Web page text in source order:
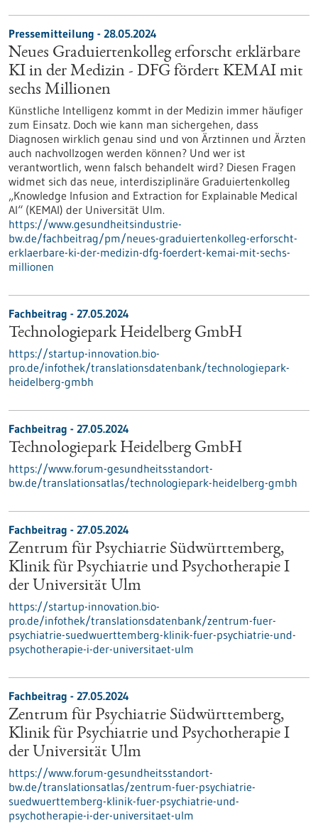
Pressemitteilung - 28.05.2024
Neues Graduiertenkolleg erforscht erklärbare
KI in der Medizin - DFG fördert KEMAI mit
sechs Millionen
Künstliche Intelligenz kommt in der Medizin immer häufiger
zum Einsatz. Doch wie kann man sichergehen, dass
Diagnosen wirklich genau sind und von Ärztinnen und Ärzten
auch nachvollzogen werden können? Und wer ist
verantwortlich, wenn falsch behandelt wird? Diesen Fragen
widmet sich das neue, interdisziplinäre Graduiertenkolleg
„Knowledge Infusion and Extraction for Explainable Medical
AI“ (KEMAI) der Universität Ulm.
https://www.gesundheitsindustrie-
bw.de/fachbeitrag/pm/neues-graduiertenkolleg-erforscht-
erklaerbare-ki-der-medizin-dfg-foerdert-kemai-mit-sechs-
millionen
Fachbeitrag - 27.05.2024
Technologiepark Heidelberg GmbH
https://startup-innovation.bio-
pro.de/infothek/translationsdatenbank/technologiepark-
heidelberg-gmbh
Fachbeitrag - 27.05.2024
Technologiepark Heidelberg GmbH
https://www.forum-gesundheitsstandort-
bw.de/translationsatlas/technologiepark-heidelberg-gmbh
Fachbeitrag - 27.05.2024
Zentrum für Psychiatrie Südwürttemberg,
Klinik für Psychiatrie und Psychotherapie I
der Universität Ulm
https://startup-innovation.bio-
pro.de/infothek/translationsdatenbank/zentrum-fuer-
psychiatrie-suedwuerttemberg-klinik-fuer-psychiatrie-und-
psychotherapie-i-der-universitaet-ulm
Fachbeitrag - 27.05.2024
Zentrum für Psychiatrie Südwürttemberg,
Klinik für Psychiatrie und Psychotherapie I
der Universität Ulm
https://www.forum-gesundheitsstandort-
bw.de/translationsatlas/zentrum-fuer-psychiatrie-
suedwuerttemberg-klinik-fuer-psychiatrie-und-
psychotherapie-i-der-universitaet-ulm